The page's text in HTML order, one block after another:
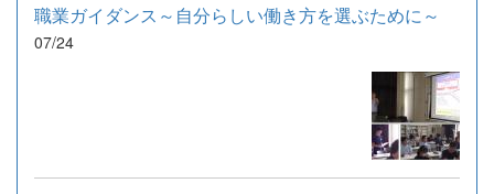
職業ガイダンス～自分らしい働き方を選ぶために～
07/24